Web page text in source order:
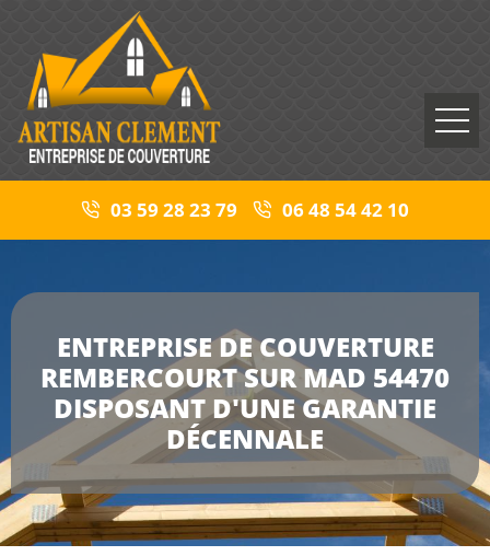
03 59 28 23 79 06 48 54 42 10
ENTREPRISE DE COUVERTURE
REMBERCOURT SUR MAD 54470
DISPOSANT D'UNE GARANTIE
DÉCENNALE